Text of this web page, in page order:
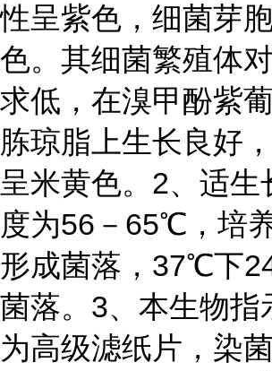
性呈紫色，细菌芽
色。其细菌繁殖体
求低，在溴甲酚紫
胨琼脂上生长良好
呈米黄色。 2、适生
度为56－65℃，培
形成菌落，37℃下
菌落。 3、本生物指
为高级滤纸片，染